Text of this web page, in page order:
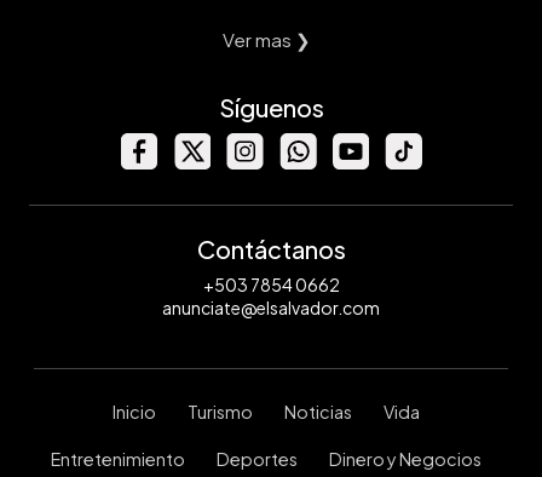
Ver mas ❯
Síguenos
Contáctanos
+503 7854 0662
anunciate@elsalvador.com
Inicio Turismo Noticias Vida
Entretenimiento Deportes Dinero y Negocios